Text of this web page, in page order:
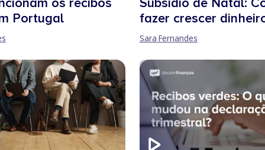
Portugal
fazer crescer
Sara Fernandes